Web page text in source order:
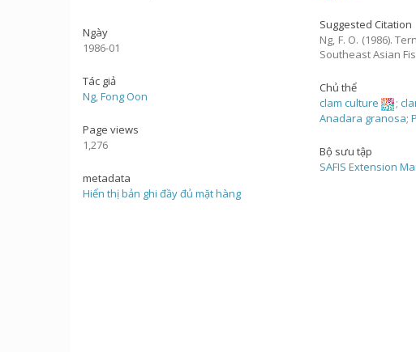
Ngày
1986-01
Tác giả
Ng, Fong Oon
Page views
1,276
metadata
Hiển thị bản ghi đầy đủ mặt hàng
Suggested Citation
Ng, F. O. (1986).
Southeast Asian
Chủ thể
clam culture
;
Anadara granosa;
Bộ sưu tập
SAFIS Extension